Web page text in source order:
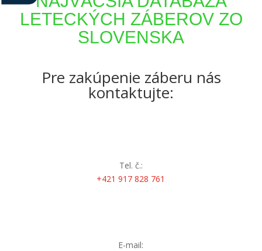
LETECKÝCH ZÁBEROV ZO
SLOVENSKA
Pre zakúpenie záberu nás
kontaktujte:
Tel. č.:
+421 917 828 761
E-mail: